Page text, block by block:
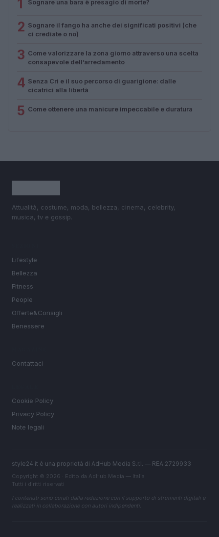
1 Sognare una bara è presagio di morte?
2 Sognare il fango ha anche dei significati positivi (che
ci crediate o no)
3 Come valorizzare la zona giorno attraverso una scelta
consapevole dell’arredamento
4 Senza Cri e il suo percorso di guarigione: dalle
cicatrici alla libertà
5 Come ottenere una manicure impeccabile e duratura
Attualità, costume, moda, bellezza, cinema, celebrity,
musica, tv e gossip.
Lifestyle
Bellezza
Fitness
People
Offerte&Consigli
Benessere
Contattaci
Cookie Policy
Privacy Policy
Note legali
style24.it è una proprietà di AdHub Media S.r.l. — REA 2729933
Copyright © 2026 · Edito da AdHub Media — Italia
Tutti i diritti riservati
I contenuti sono curati dalla redazione con il supporto di strumenti digitali e
realizzati in collaborazione con autori indipendenti.